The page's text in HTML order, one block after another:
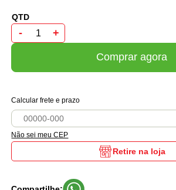
- +
Comprar agora
Calcular frete e prazo
Não sei meu CEP
Retire na loja